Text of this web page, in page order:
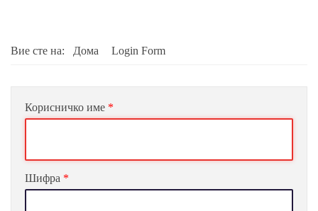
Вие сте на: Дома Login Form
Корисничко име *
Шифра *